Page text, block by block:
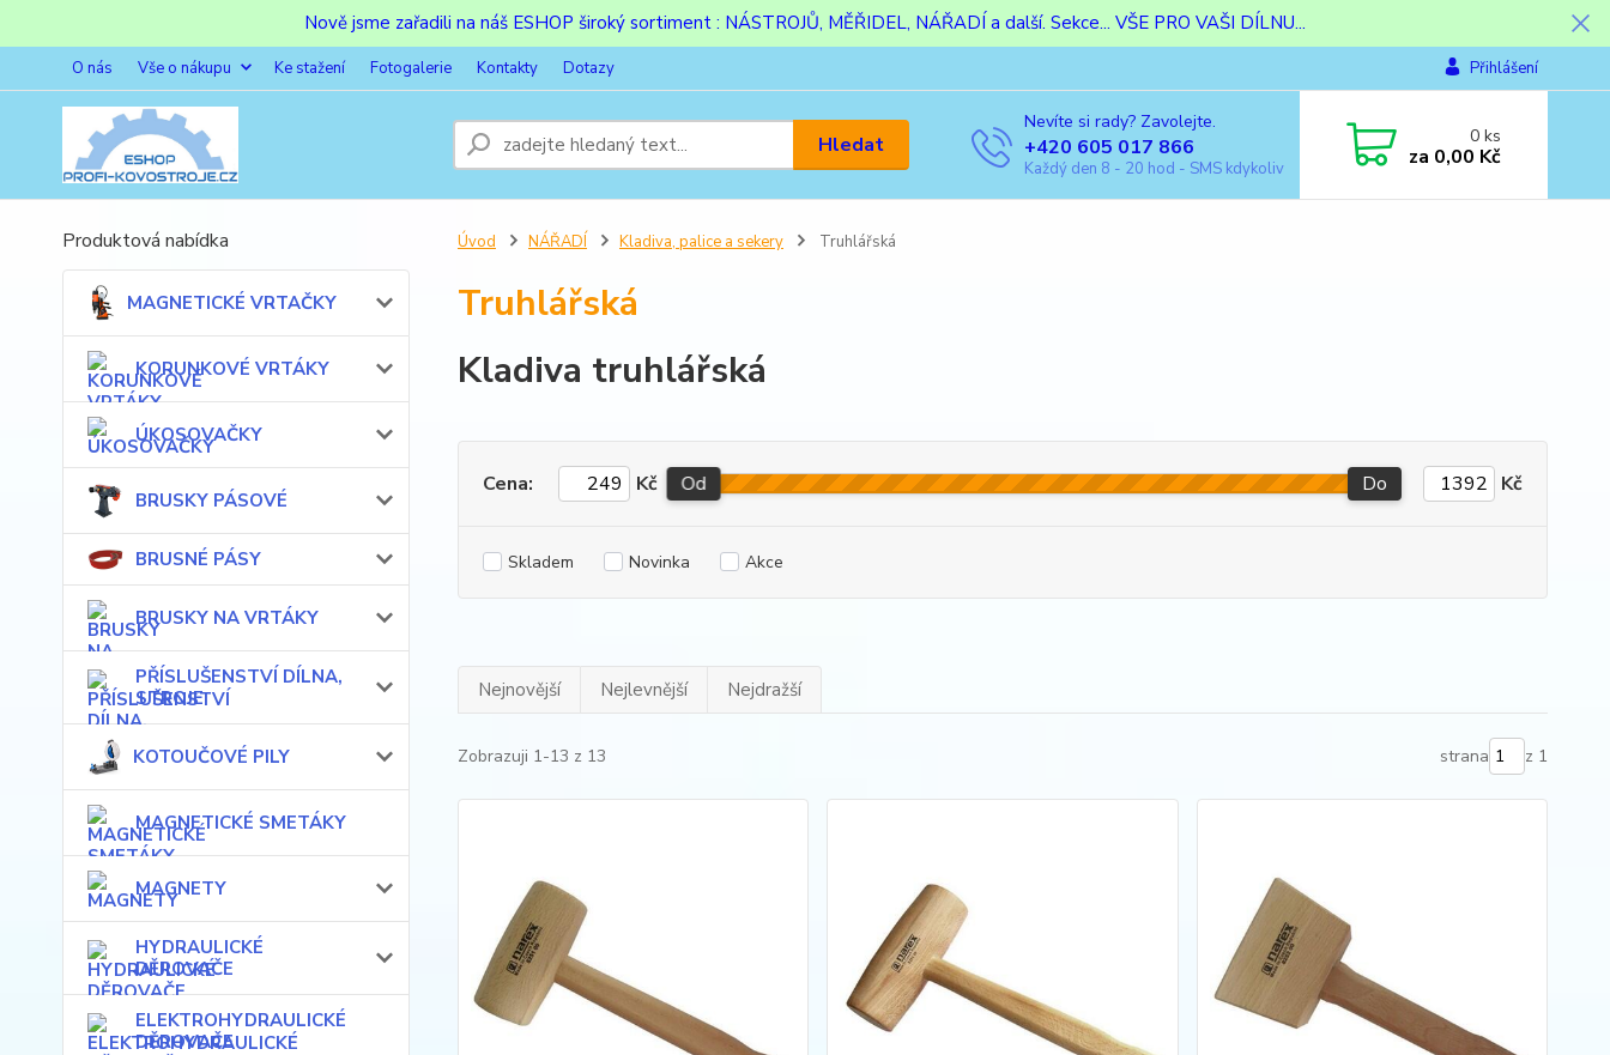
Nově jsme zařadili na náš ESHOP široký sortiment : NÁSTROJŮ, MĚŘIDEL, NÁŘADÍ a další. Sekce... VŠE PRO VAŠI DÍLNU...
O nás Vše o nákupu Ke stažení Fotogalerie Kontakty Dotazy Přihlášení
Hledat
Nevíte si rady? Zavolejte.
+420 605 017 866
Každý den 8 - 20 hod - SMS kdykoliv
0ks
za 0,00 Kč
Produktová nabídka
MAGNETICKÉ VRTAČKY
KORUNKOVÉ VRTÁKY
ÚKOSOVAČKY
BRUSKY PÁSOVÉ
BRUSNÉ PÁSY
BRUSKY NA VRTÁKY
PŘÍSLUŠENSTVÍ DÍLNA,
STROJE
KOTOUČOVÉ PILY
MAGNETICKÉ SMETÁKY
MAGNETY
HYDRAULICKÉ
DĚROVAČE
ELEKTROHYDRAULICKÉ
DĚROVAČE
Úvod NÁŘADÍ Kladiva, palice a sekery Truhlářská
Truhlářská
Kladiva truhlářská
Cena: Kč Od Do Kč
Skladem Novinka Akce
Nejnovější Nejlevnější Nejdražší
Zobrazuji 1-13 z 13 strana z 1